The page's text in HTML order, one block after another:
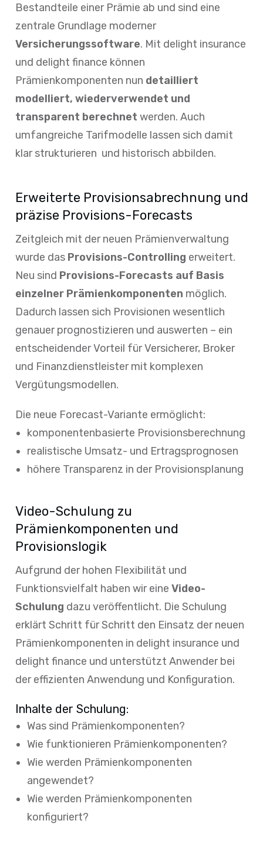
Bestandteile einer Prämie ab und sind eine
zentrale Grundlage moderner
Versicherungssoftware. Mit delight insurance
und delight finance können
Prämienkomponenten nun detailliert
modelliert, wiederverwendet und
transparent berechnet werden. Auch
umfangreiche Tarifmodelle lassen sich damit
klar strukturieren und historisch abbilden.
Erweiterte Provisionsabrechnung und
präzise Provisions-Forecasts
Zeitgleich mit der neuen Prämienverwaltung
wurde das Provisions-Controlling erweitert.
Neu sind Provisions-Forecasts auf Basis
einzelner Prämienkomponenten möglich.
Dadurch lassen sich Provisionen wesentlich
genauer prognostizieren und auswerten – ein
entscheidender Vorteil für Versicherer, Broker
und Finanzdienstleister mit komplexen
Vergütungsmodellen.
Die neue Forecast-Variante ermöglicht:
komponentenbasierte Provisionsberechnung
realistische Umsatz- und Ertragsprognosen
höhere Transparenz in der Provisionsplanung
Video-Schulung zu
Prämienkomponenten und
Provisionslogik
Aufgrund der hohen Flexibilität und
Funktionsvielfalt haben wir eine Video-
Schulung dazu veröffentlicht. Die Schulung
erklärt Schritt für Schritt den Einsatz der neuen
Prämienkomponenten in delight insurance und
delight finance und unterstützt Anwender bei
der effizienten Anwendung und Konfiguration.
Inhalte der Schulung:
Was sind Prämienkomponenten?
Wie funktionieren Prämienkomponenten?
Wie werden Prämienkomponenten
angewendet?
Wie werden Prämienkomponenten
konfiguriert?